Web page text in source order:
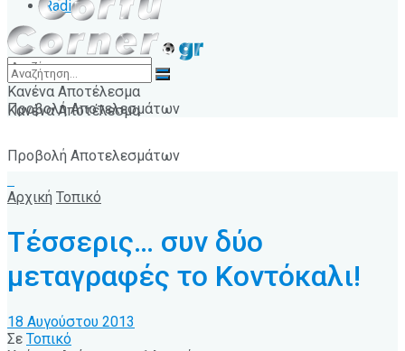
Radio
Κανένα Αποτέλεσμα
Προβολή Αποτελεσμάτων
Κανένα Αποτέλεσμα
Προβολή Αποτελεσμάτων
Αρχική Τοπικό
Τέσσερις… συν δύο
μεταγραφές το Κοντόκαλι!
18 Αυγούστου 2013
Σε Τοπικό